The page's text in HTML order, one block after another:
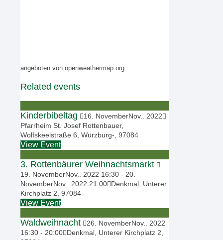
angeboten von openweathermap.org
Related events
Kinderbibeltag 16 NovemberNov.
2022
Pfarrheim St. Josef Rottenbauer,
Wolfskeelstraße 6, Würzburg-, 97084
View Event
3. Rottenbäurer Weihnachtsmarkt
19 NovemberNov. 2022 16:30 - 20
NovemberNov. 2022 21:00 Denkmal, Unterer
Kirchplatz 2, 97084
View Event
Waldweihnacht 26 NovemberNov.
2022
16:30 - 20:00 Denkmal, Unterer Kirchplatz 2,